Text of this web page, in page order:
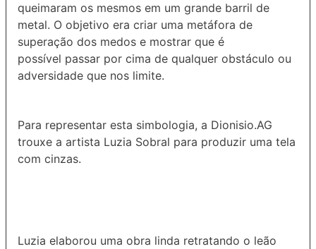
queimaram os mesmos em um grande barril de
metal. O objetivo era criar uma metáfora de
superação dos medos e mostrar que é
possível passar por cima de qualquer obstáculo ou
adversidade que nos limite.
Para representar esta simbologia, a Dionisio.AG
trouxe a artista Luzia Sobral para produzir uma tela
com cinzas.
Luzia elaborou uma obra linda retratando o leão